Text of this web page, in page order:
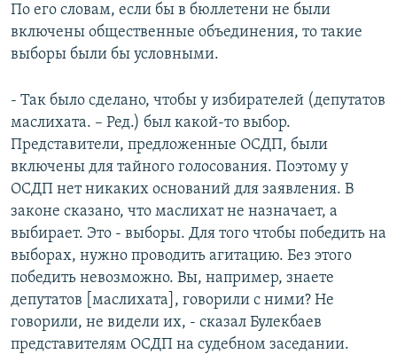
По его словам, если бы в бюллетени не были
включены общественные объединения, то такие
выборы были бы условными.
- Так было сделано, чтобы у избирателей (депутатов
маслихата. – Ред.) был какой-то выбор.
Представители, предложенные ОСДП, были
включены для тайного голосования. Поэтому у
ОСДП нет никаких оснований для заявления. В
законе сказано, что маслихат не назначает, а
выбирает. Это - выборы. Для того чтобы победить на
выборах, нужно проводить агитацию. Без этого
победить невозможно. Вы, например, знаете
депутатов [маслихата], говорили с ними? Не
говорили, не видели их, - сказал Булекбаев
представителям ОСДП на судебном заседании.